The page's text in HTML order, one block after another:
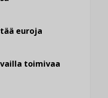
euroja
toimivaa